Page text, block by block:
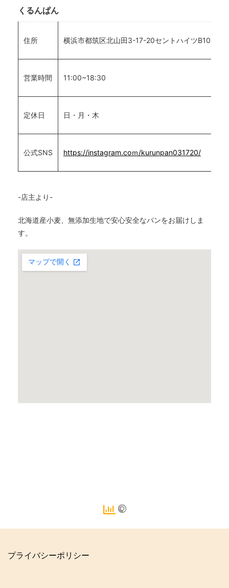
くるんぱん
住所 横浜市都筑区北山田3-17-20セントハイツB101
営業時間 11:00~18:30
定休日 日・月・木
公式SNS https://instagram.coｍ/kurunpan031720/
-店主より-
北海道産小麦、無添加生地で安心安全なパンをお届けしま
す。
プライバシーポリシー